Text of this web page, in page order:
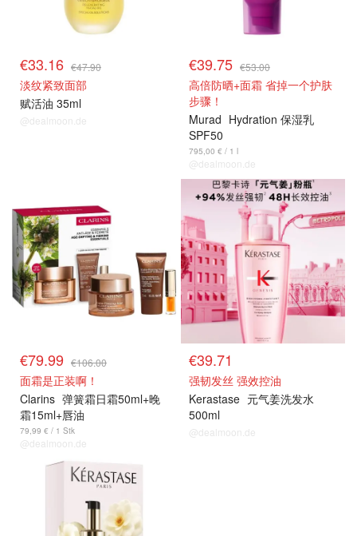
€33.16 €47.90
淡纹紧致面部
赋活油 35ml
@dealmoon.de
€39.75 €53.00
高倍防晒+面霜 省掉一个护肤
步骤！
Murad Hydration 保湿乳
SPF50
795,00 € / 1 l
@dealmoon.de
€79.99 €106.00
面霜是正装啊！
Clarins 弹簧霜日霜50ml+晚
霜15ml+唇油
79,99 € / 1 Stk
@dealmoon.de
€39.71
强韧发丝 强效控油
Kerastase 元气姜洗发水
500ml
@dealmoon.de